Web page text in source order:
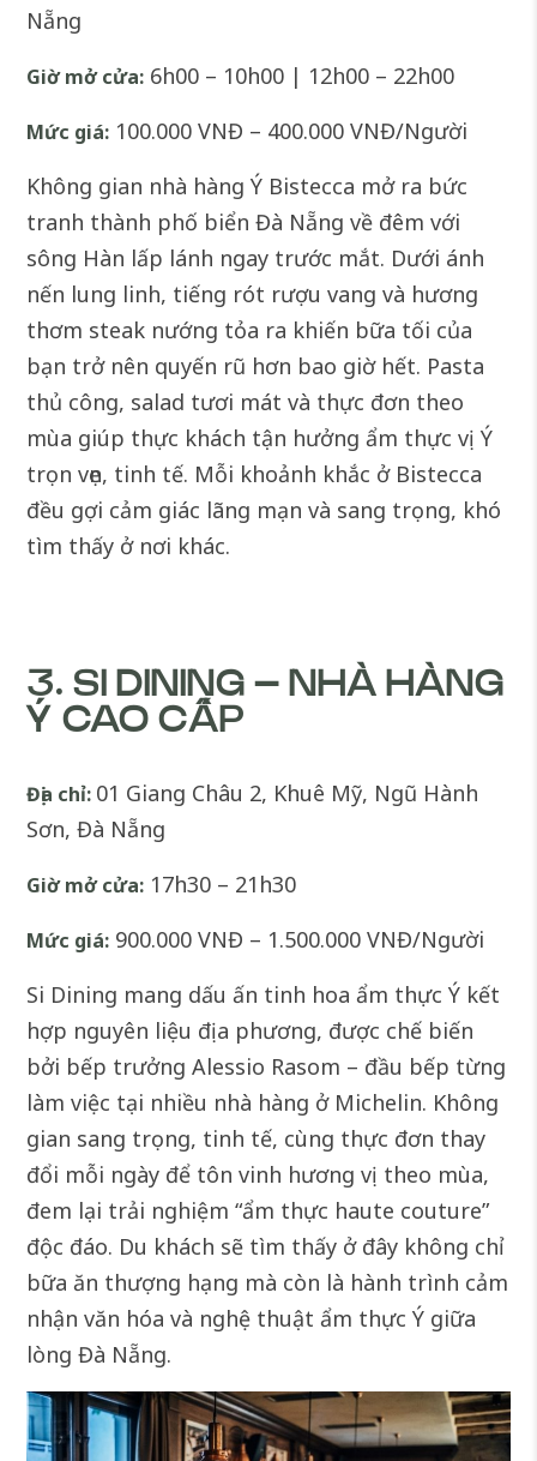
Nẵng
Giờ mở cửa: 6h00 – 10h00 | 12h00 – 22h00
Mức giá: 100.000 VNĐ – 400.000 VNĐ/Người
Không gian nhà hàng Ý Bistecca mở ra bức
tranh thành phố biển Đà Nẵng về đêm với
sông Hàn lấp lánh ngay trước mắt. Dưới ánh
nến lung linh, tiếng rót rượu vang và hương
thơm steak nướng tỏa ra khiến bữa tối của
bạn trở nên quyến rũ hơn bao giờ hết. Pasta
thủ công, salad tươi mát và thực đơn theo
mùa giúp thực khách tận hưởng ẩm thực vị Ý
trọn vẹn, tinh tế. Mỗi khoảnh khắc ở Bistecca
đều gợi cảm giác lãng mạn và sang trọng, khó
tìm thấy ở nơi khác.
3. SI DINING – NHÀ HÀNG
Ý CAO CẤP
Địa chỉ: 01 Giang Châu 2, Khuê Mỹ, Ngũ Hành
Sơn, Đà Nẵng
Giờ mở cửa: 17h30 – 21h30
Mức giá: 900.000 VNĐ – 1.500.000 VNĐ/Người
Si Dining mang dấu ấn tinh hoa ẩm thực Ý kết
hợp nguyên liệu địa phương, được chế biến
bởi bếp trưởng Alessio Rasom – đầu bếp từng
làm việc tại nhiều nhà hàng ở Michelin. Không
gian sang trọng, tinh tế, cùng thực đơn thay
đổi mỗi ngày để tôn vinh hương vị theo mùa,
đem lại trải nghiệm “ẩm thực haute couture”
độc đáo. Du khách sẽ tìm thấy ở đây không chỉ
bữa ăn thượng hạng mà còn là hành trình cảm
nhận văn hóa và nghệ thuật ẩm thực Ý giữa
lòng Đà Nẵng.